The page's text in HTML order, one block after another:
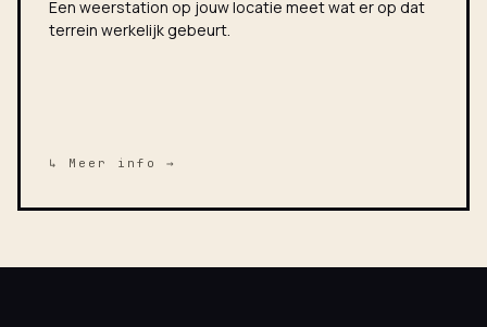
Een weerstation op jouw locatie meet wat er op dat
terrein werkelijk gebeurt.
↳ Meer info →